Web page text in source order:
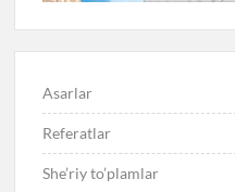
Asarlar
Referatlar
She’riy to’plamlar